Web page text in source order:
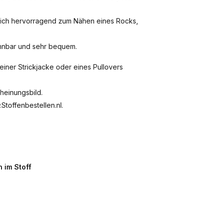
hervorragend zum Nähen eines Rocks,
und sehr bequem.
Strickjacke oder eines Pullovers
im Stoff